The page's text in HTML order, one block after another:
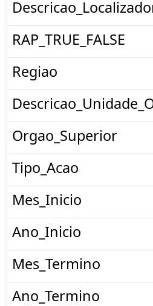
RAP_TRUE_FALSE
Regiao
Orgao_Superior
Tipo_Acao
Mes_Inicio
Ano_Inicio
Mes_Termino
Ano_Termino